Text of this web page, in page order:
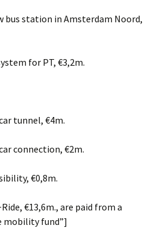
bus station in Amsterdam Noord,
for PT, €3,2m.
tunnel, €4m.
connection, €2m.
€0,8m.
€13,6m., are paid from a
mobility fund”]